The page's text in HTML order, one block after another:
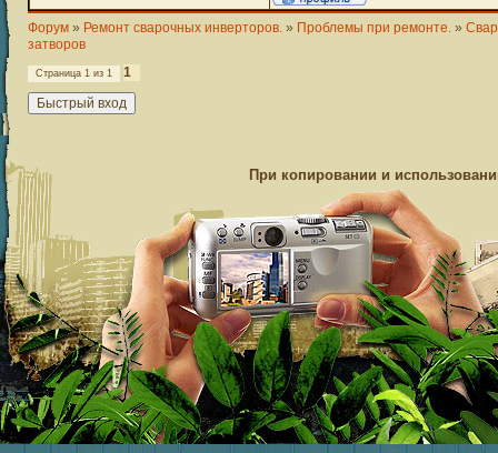
Форум » Ремонт сварочных инверторов. » Проблемы при ремонте. »
затворов
Страница 1 из 1 1
При копировании и